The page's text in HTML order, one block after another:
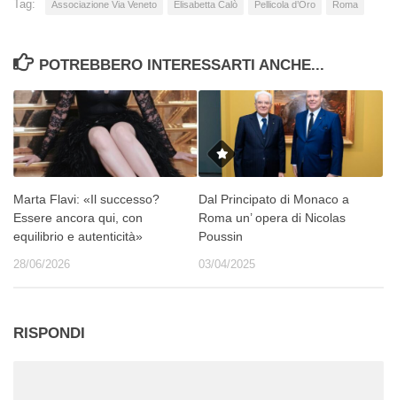
Tag: Associazione Via Veneto Elisabetta Calò Pellicola d’Oro Roma
POTREBBERO INTERESSARTI ANCHE...
Marta Flavi: «Il successo?
Essere ancora qui, con
equilibrio e autenticità»
28/06/2026
Dal Principato di Monaco a
Roma un’ opera di Nicolas
Poussin
03/04/2025
RISPONDI